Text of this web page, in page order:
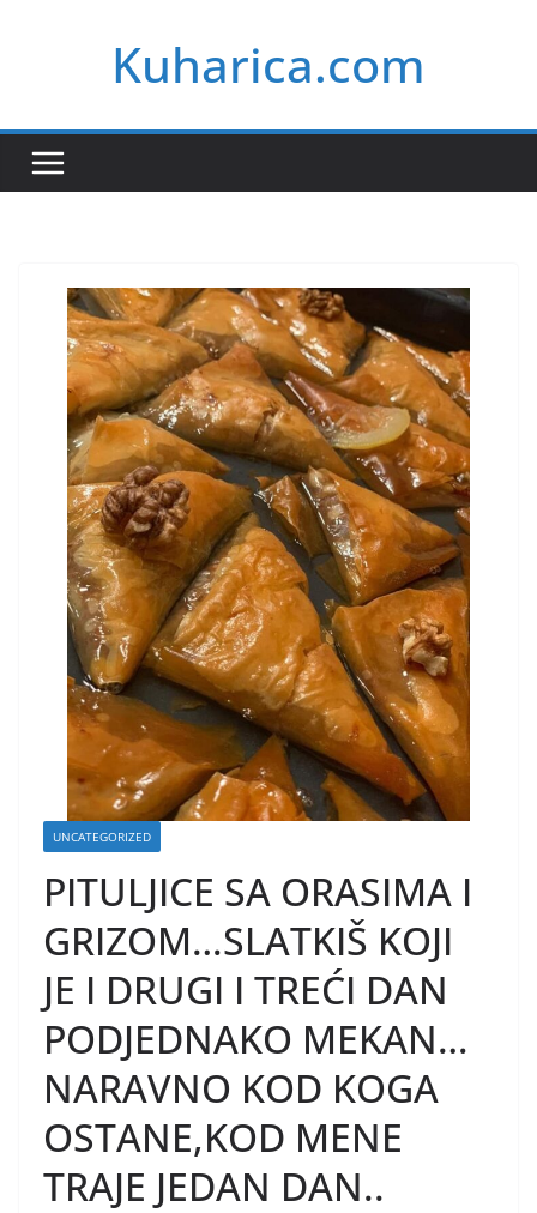
Kuharica.com
UNCATEGORIZED
PITULJICE SA ORASIMA I
GRIZOM…SLATKIŠ KOJI
JE I DRUGI I TREĆI DAN
PODJEDNAKO MEKAN…
NARAVNO KOD KOGA
OSTANE,KOD MENE
TRAJE JEDAN DAN..